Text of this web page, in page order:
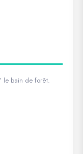
le bain de forêt.